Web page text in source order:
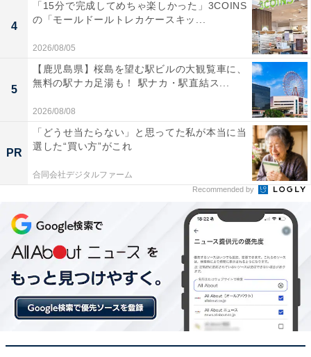
イストロベリーをトッピングした、デザート感たっぷり
のフラペチーノです。
サクサクで甘酸っぱい、フリーズドライストロベ
4
「15分で完成してめちゃ楽しかった」3COINS
の「モールドールトレカケースキッ...
2026/08/05
5
【鹿児島県】桜島を望む駅ビルの大観覧車に、
無料の駅ナカ足湯も！ 駅ナカ・駅直結ス...
2026/08/08
PR
「どうせ当たらない」と思ってた私が本当に当
選した“買い方”がこれ
合同会社デジタルファーム
Recommended by